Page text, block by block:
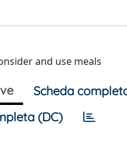
and use meals
Scheda
(DC)